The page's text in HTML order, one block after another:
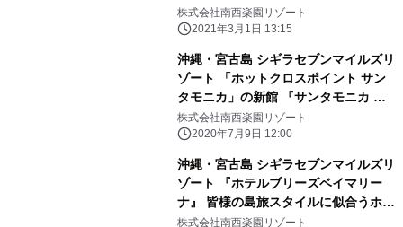
株式会社南西楽園リゾート
2021年3月1日 13:15
沖縄・宮古島 シギラセブンマイルズリ
ゾート 「ホットクロスポイント サン
タモニカ」の新館 『サンタモニカ サ
ンセット』 2020年10月1日誕生
株式会社南西楽園リゾート
2020年7月9日 12:00
沖縄・宮古島 シギラセブンマイルズリ
ゾート 『ホテルブリーズベイマリー
ナ』 皆様の島旅スタイルに似合うホテ
ルへリニューアルOPEN
株式会社南西楽園リゾート